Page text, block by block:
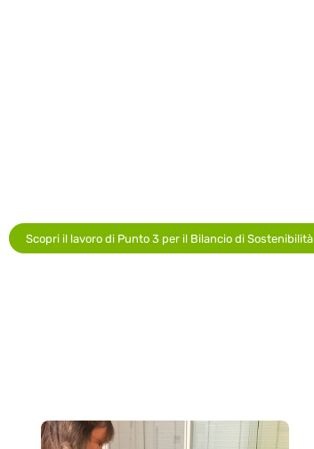
Scopri il lavoro di Punto 3 per il Bilancio di Sostenibilità